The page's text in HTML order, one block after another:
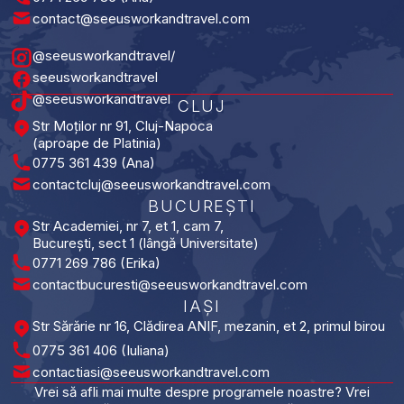
contact@seeusworkandtravel.com
@seeusworkandtravel/
seeusworkandtravel
@seeusworkandtravel CLUJ
Str Moților nr 91, Cluj-Napoca
(aproape de Platinia)
0775 361 439 (Ana)
contactcluj@seeusworkandtravel.com
BUCUREȘTI​
Str Academiei, nr 7, et 1, cam 7,
București, sect 1 (lângă Universitate)
0771 269 786 (Erika)
contactbucuresti@seeusworkandtravel.com
IAȘI​
Str Sărărie nr 16, Clădirea ANIF, mezanin, et 2, primul birou
0775 361 406 (Iuliana)
contactiasi@seeusworkandtravel.com
Vrei să afli mai multe despre programele noastre? Vrei